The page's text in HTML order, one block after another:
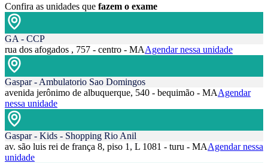
Confira as unidades que fazem o exame
GA - CCP
rua dos afogados , 757 - centro - MAAgendar nessa unidade
Gaspar - Ambulatorio Sao Domingos
avenida jerônimo de albuquerque, 540 - bequimão - MAAgendar
nessa unidade
Gaspar - Kids - Shopping Rio Anil
av. são luis rei de frança 8, piso 1, L 1081 - turu - MAAgendar nessa
unidade